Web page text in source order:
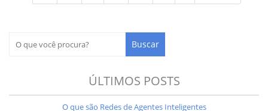
ÚLTIMOS POSTS
O que são Redes de Agentes Inteligentes